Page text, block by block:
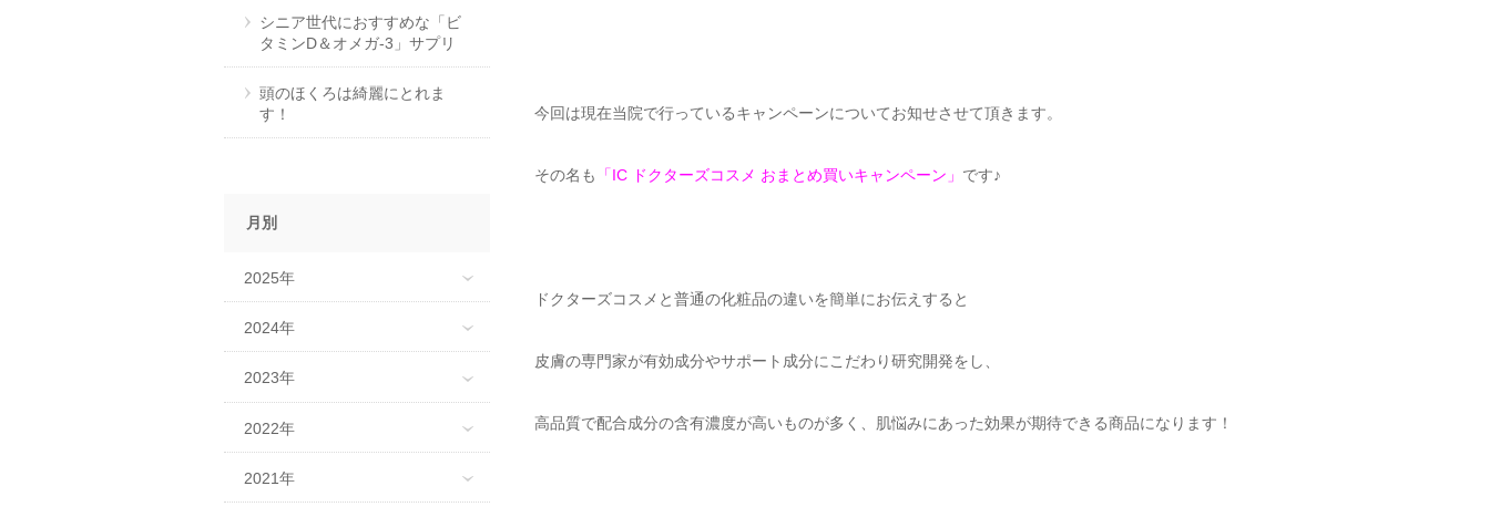
今回は現在当院で行っているキャンペーンについてお知せさせて頂きます。
その名も 「IC ドクターズコスメ おまとめ買いキャンペーン」 です♪
ドクターズコスメと普通の化粧品の違いを簡単にお伝えすると
皮膚の専門家が有効成分やサポート成分にこだわり研究開発をし、
高品質で配合成分の含有濃度が高いものが多く、肌悩みにあった効果が期待できる商品になります！
シニア世代におすすめな「ビ
タミンD＆オメガ-3」サプリ
頭のほくろは綺麗にとれま
す！
月別
2025年
2024年
2023年
2022年
2021年